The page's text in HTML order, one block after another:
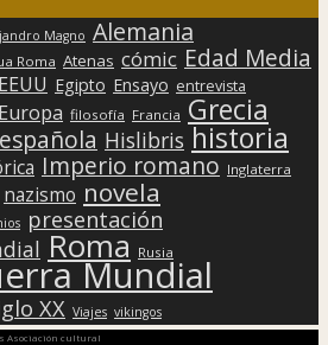
Magno Alemania
Roma Atenas cómic Edad Media
EEUU Egipto Ensayo entrevista
Europa filosofía Francia Grecia
Hislibris historia
Imperio romano Inglaterra
nazismo novela
presentación
Roma Rusia
Mundial
XX Viajes vikingos
Asociación cultural